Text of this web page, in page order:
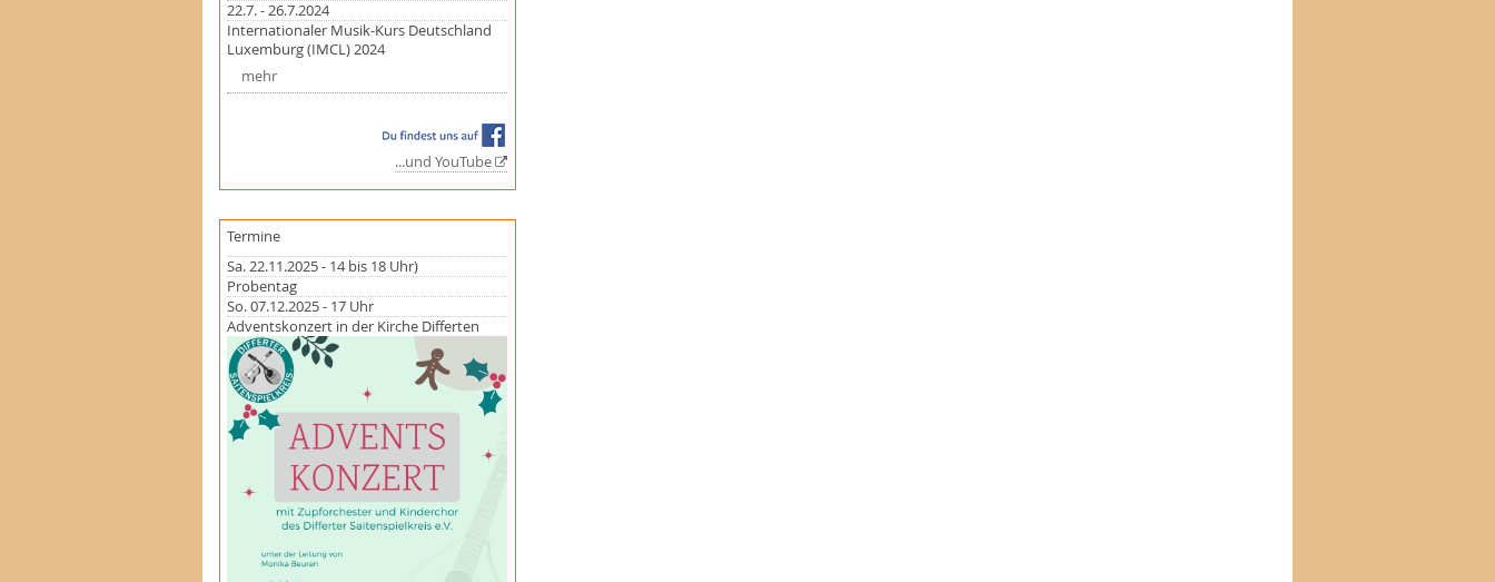
22.7. - 26.7.2024
Internationaler Musik-Kurs Deutschland
Luxemburg (IMCL) 2024
mehr
...und YouTube
Termine
Sa. 22.11.2025 - 14 bis 18 Uhr)
Probentag
So. 07.12.2025 - 17 Uhr
Adventskonzert in der Kirche Differten